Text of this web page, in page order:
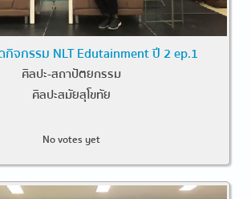
จกรรม NLT Edutainment ปี 2 ep.1
ศิลปะ-สถาปัตยกรรม
ศิลปะสมัยสุโขทัย
No votes yet